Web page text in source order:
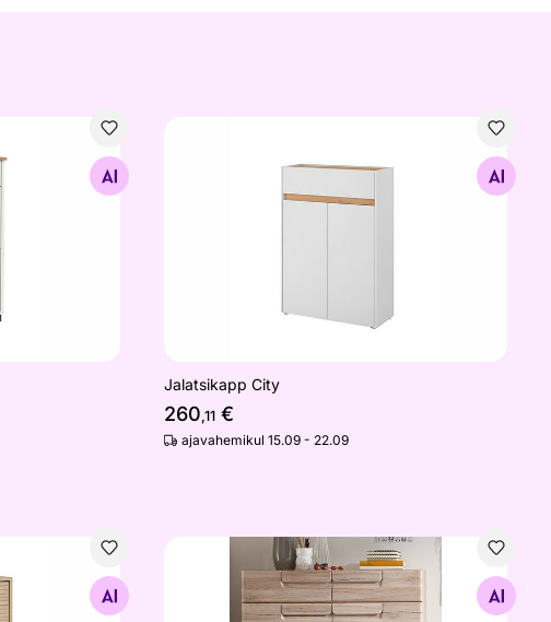
Jalatsikapp City
260,11 €
ajavahemikul 15.09 - 22.09
Otsi sarnaseid
Jalatsikapp Malea
Otsi sarnaseid